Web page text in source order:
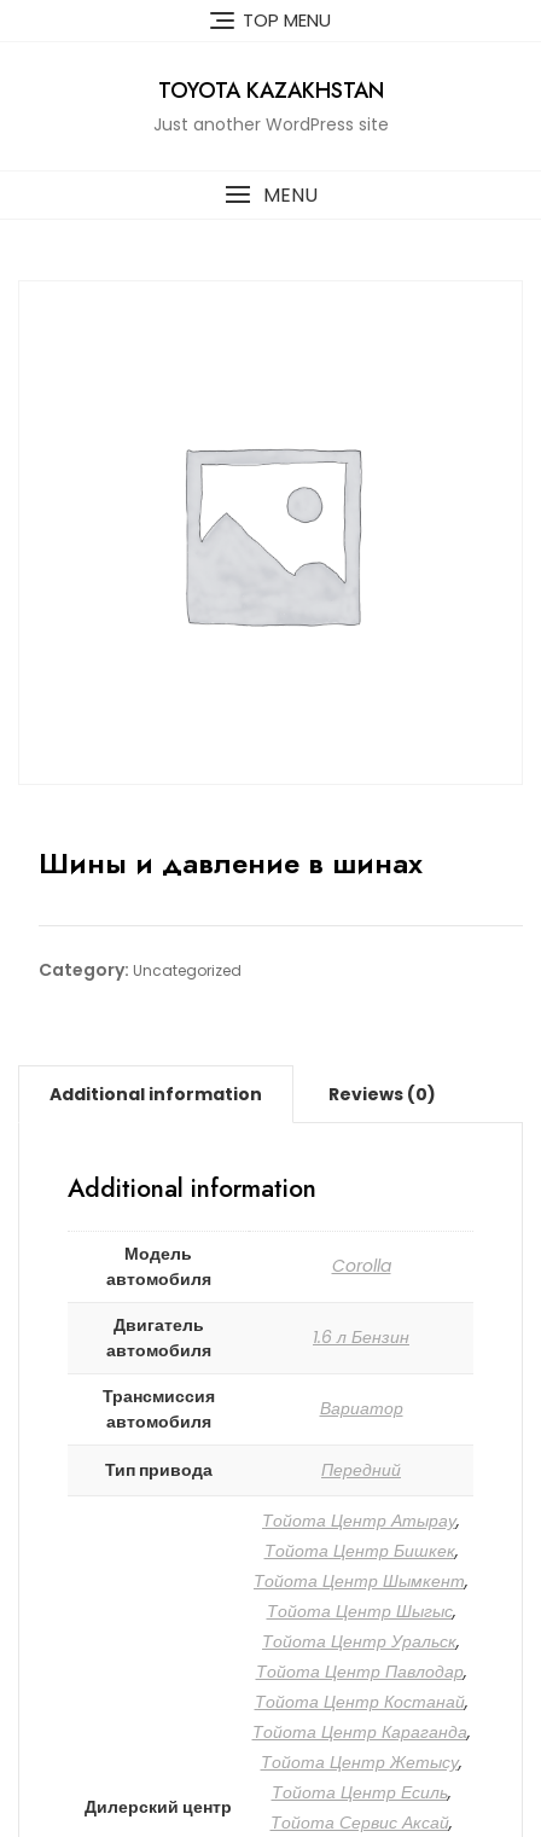
TOP MENU
TOYOTA KAZAKHSTAN
Just another WordPress site
MENU
Шины и давление в шинах
Category: Uncategorized
Additional information Reviews (0)
Additional information
Модель
автомобиля
Corolla
Двигатель
автомобиля
1.6 л Бензин
Трансмиссия
автомобиля
Вариатор
Тип привода Передний
Дилерский центр
Тойота Центр Атырау,
Тойота Центр Бишкек,
Тойота Центр Шымкент,
Тойота Центр Шыгыс,
Тойота Центр Уральск,
Тойота Центр Павлодар,
Тойота Центр Костанай,
Тойота Центр Караганда,
Тойота Центр Жетысу,
Тойота Центр Есиль,
Тойота Сервис Аксай,